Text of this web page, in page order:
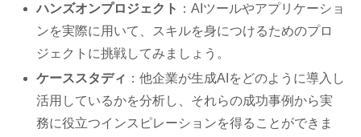
ハンズオンプロジェクト ：AIツールやアプリケーショ
ンを実際に用いて、スキルを身につけるためのプロ
ジェクトに挑戦してみましょう。
ケーススタディ ：他企業が生成AIをどのように導入し
活用しているかを分析し、それらの成功事例から実
務に役立つインスピレーションを得ることができま